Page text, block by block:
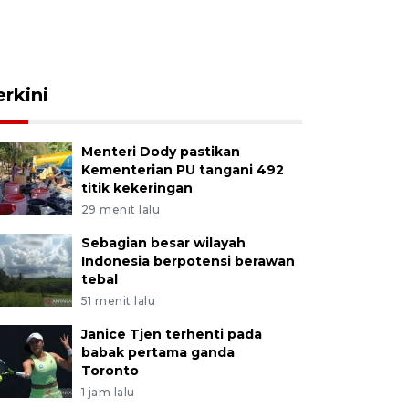
Menteri Dody pastikan
Kementerian PU tangani 492
titik kekeringan
29 menit lalu
Sebagian besar wilayah
Indonesia berpotensi berawan
tebal
51 menit lalu
Janice Tjen terhenti pada
babak pertama ganda
Toronto
1 jam lalu